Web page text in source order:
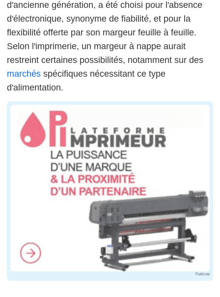
d'ancienne génération, a été choisi pour l'absence
d'électronique, synonyme de fiabilité, et pour la
flexibilité offerte par son margeur feuille à feuille.
Selon l'imprimerie, un margeur à nappe aurait
restreint certaines possibilités, notamment sur des
marchés spécifiques nécessitant ce type
d'alimentation.
Publicité